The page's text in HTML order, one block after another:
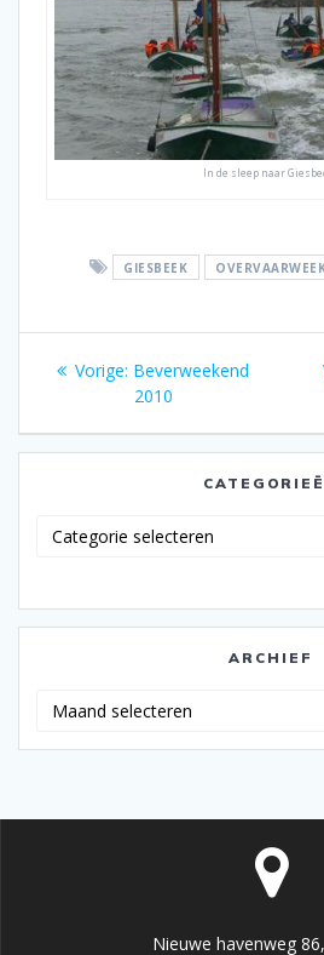
In de sleep naar
GIESBEEK
Bericht
navigatie
Vorige: Vorig
bericht:
Beverweekend
2010
ARCHIEF
Nieuwe havenweg